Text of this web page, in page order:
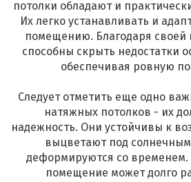
потолки обладают и
Их легко устанавливать и
помещению. Благодаря своей
способны скрыть недостатки
обеспечивая ровную
Следует отметить еще одно
натяжных потолков - их
надежность. Они устойчивы к
выцветают под
деформируются со временем.
помещение может долго